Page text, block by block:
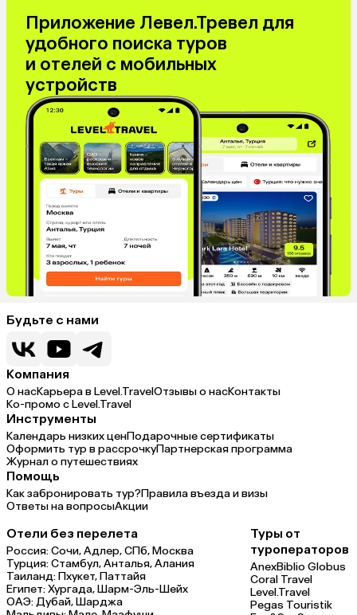
Приложение Левел.Тревел для
удобного поиска туров
и отелей с мобильных
устройств
Будьте с нами
Компания
О насКарьера в Level.TravelОтзывы о насКонтакты
Ко-промо с Level.Travel
Инструменты
Календарь низких ценПодарочные сертификаты
Оформить тур в рассрочкуПартнерская программа
Журнал о путешествиях
Помощь
Как забронировать тур?Правила въезда и визы
Ответы на вопросыАкции
Отели без перелета
Россия:Сочи,Адлер,СПб,Москва
Турция:Стамбул,Анталья,Алания
Таиланд:Пхукет,Паттайя
Египет:Хургада,Шарм-Эль-Шейх
ОАЭ:Дубай,Шарджа
Туры от
туроператоров
AnexBiblio Globus
Coral Travel
Level.Travel
Pegas Touristik